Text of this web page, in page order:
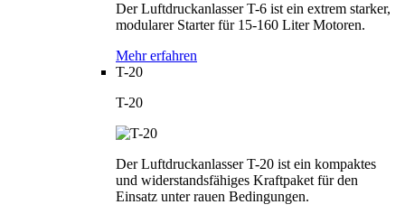
Der Luftdruckanlasser T-6 ist ein extrem starker,
modularer Starter für 15-160 Liter Motoren.
Mehr erfahren
T-20
T-20
Der Luftdruckanlasser T-20 ist ein kompaktes
und widerstandsfähiges Kraftpaket für den
Einsatz unter rauen Bedingungen.